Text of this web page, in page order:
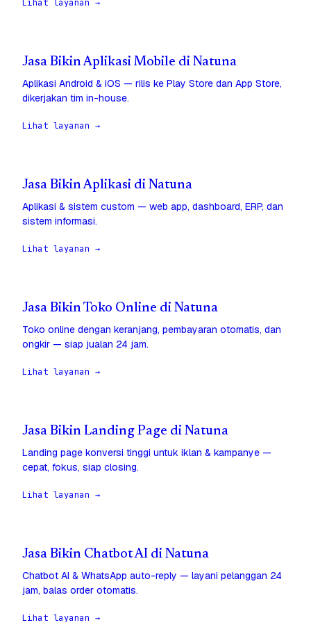
Lihat layanan →
Jasa Bikin Aplikasi Mobile di Natuna
Aplikasi Android & iOS — rilis ke Play Store dan App Store,
dikerjakan tim in-house.
Lihat layanan →
Jasa Bikin Aplikasi di Natuna
Aplikasi & sistem custom — web app, dashboard, ERP, dan
sistem informasi.
Lihat layanan →
Jasa Bikin Toko Online di Natuna
Toko online dengan keranjang, pembayaran otomatis, dan
ongkir — siap jualan 24 jam.
Lihat layanan →
Jasa Bikin Landing Page di Natuna
Landing page konversi tinggi untuk iklan & kampanye —
cepat, fokus, siap closing.
Lihat layanan →
Jasa Bikin Chatbot AI di Natuna
Chatbot AI & WhatsApp auto-reply — layani pelanggan 24
jam, balas order otomatis.
Lihat layanan →